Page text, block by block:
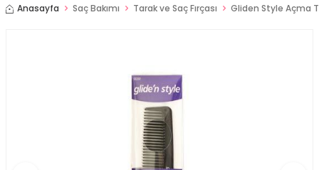
Anasayfa Saç Bakımı Tarak ve Saç Fırçası Gliden Style Açma